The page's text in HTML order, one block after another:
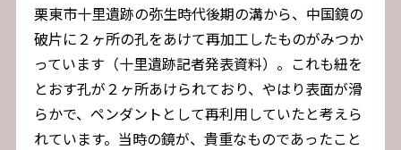
栗東市十里遺跡の弥生時代後期の溝から、中国鏡の
破片に２ヶ所の孔をあけて再加工したものがみつか
っています（十里遺跡記者発表資料）。これも紐を
とおす孔が２ヶ所あけられており、やはり表面が滑
らかで、ペンダントとして再利用していたと考えら
れています。当時の鏡が、貴重なものであったこと